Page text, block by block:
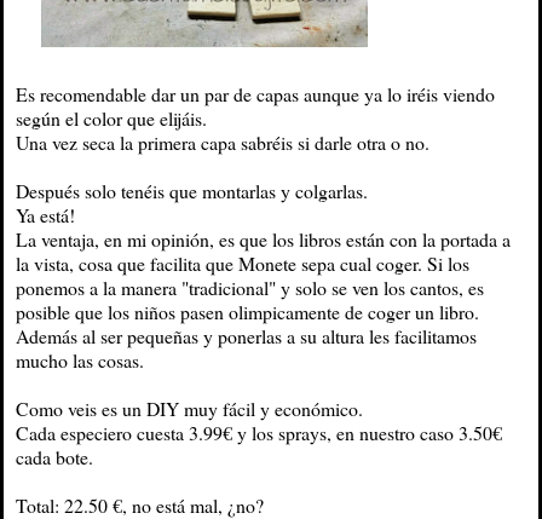
Es recomendable dar un par de capas aunque ya lo iréis viendo
según el color que elijáis.
Una vez seca la primera capa sabréis si darle otra o no.
Después solo tenéis que montarlas y colgarlas.
Ya está!
La ventaja, en mi opinión, es que los libros están con la portada a
la vista, cosa que facilita que Monete sepa cual coger. Si los
ponemos a la manera "tradicional" y solo se ven los cantos, es
posible que los niños pasen olimpicamente de coger un libro.
Además al ser pequeñas y ponerlas a su altura les facilitamos
mucho las cosas.
Como veis es un DIY muy fácil y económico.
Cada especiero cuesta 3.99€ y los sprays, en nuestro caso 3.50€
cada bote.
Total: 22.50 €, no está mal, ¿no?